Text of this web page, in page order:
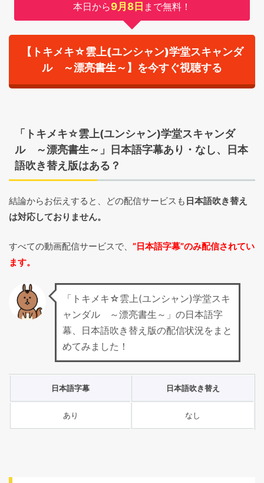
本日から9月8日 まで無料！
【トキメキ☆雲上(ユンシャン)学堂スキャンダ
ル ～漂亮書生～】を今すぐ視聴する
「トキメキ☆雲上(ユンシャン)学堂スキャンダ
ル ～漂亮書生～」日本語字幕あり・なし、日本
語吹き替え版はある？
結論からお伝えすると、どの配信サービスも 日本語吹き替え
は対応しておりません。
すべての動画配信サービスで、 ”日本語字幕”のみ配信されてい
ます。
「トキメキ☆雲上(ユンシャン)学堂スキ
ャンダル ～漂亮書生～」の日本語字
幕、日本語吹き替え版の配信状況をまと
めてみました！
日本語字幕 日本語吹き替え
あり なし